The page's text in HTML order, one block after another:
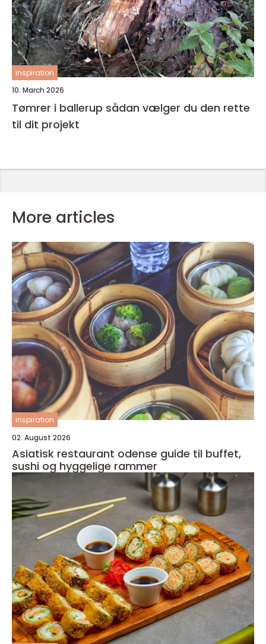
inspiration
10. March 2026
Tømrer i ballerup sådan vælger du den rette
til dit projekt
More articles
inspiration
02. August 2026
Asiatisk restaurant odense guide til buffet,
sushi og hyggelige rammer